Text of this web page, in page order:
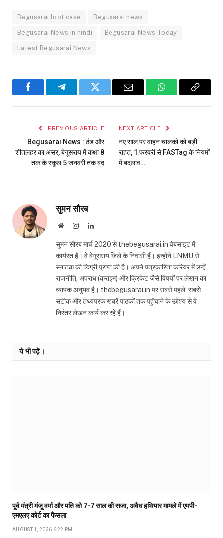
Begusarai loot case Begusarai news
Begusarai News in hindi Begusarai News Today
Latest Begusarai News
FacebookTelegramTwitter Email WhatsAppCopy
PREVIOUS ARTICLE
Begusarai News : ठंड और
शीतलहर का असर, बेगूसराय में कक्षा 8
तक के स्कूल 5 जनवरी तक बंद
NEXT ARTICLE
नए साल पर वाहन चालकों को बड़ी
राहत, 1 फरवरी से FASTag के नियमों
में बदलाव…
सुमन सौरब
WebsiteInstagramLinkedIn
सुमन सौरब मार्च 2020 से thebegusarai.in वेबसाइट में
कार्यरत हैं। वे बेगूसराय जिले के निवासी हैं। इन्होंने LNMU से
स्नातक की डिग्री प्राप्त की है। अपने पत्रकारिता करियर में उन्हें
राजनीति, अपराध (क्राइम) और क्रिकेट जैसे विषयों पर लेखन का
व्यापक अनुभव है। thebegusarai.in पर सबसे पहले, सबसे
सटीक और तथ्यपरक खबरें पाठकों तक पहुँचाने के उद्देश्य से वे
निरंतर लेखन कार्य कर रहे हैं।
ये भी पढ़ें।
पूर्व मंत्री मंजू वर्मा और पति को 7-7 साल की सजा, अवैध हथियार मामले में एमपी-
एमएलए कोर्ट का फैसला
AUGUST 1, 2026 6:22 PM